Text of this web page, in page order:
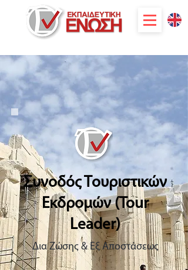
Συνοδός Τουριστικών
Εκδρομών (Tour
Leader)
Δια Ζώσης & Εξ Αποστάσεως